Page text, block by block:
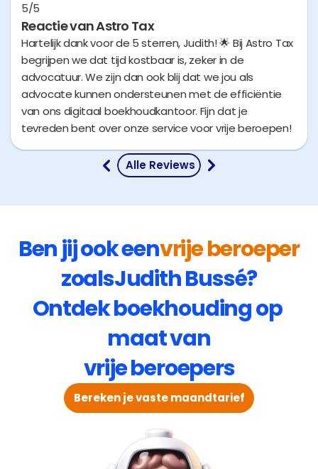
5/5
Reactie van Astro Tax
Hartelijk dank voor de 5 sterren, Judith! 🌟 Bij Astro Tax
begrijpen we dat tijd kostbaar is, zeker in de
advocatuur. We zijn dan ook blij dat we jou als
advocate kunnen ondersteunen met de efficiëntie
van ons digitaal boekhoudkantoor. Fijn dat je
tevreden bent over onze service voor vrije beroepen!
Alle Reviews
Ben jij ook eenvrije beroeper
zoalsJudith Bussé?
Ontdek boekhouding op
maat van
vrije beroepers
Bereken je vaste maandtarief